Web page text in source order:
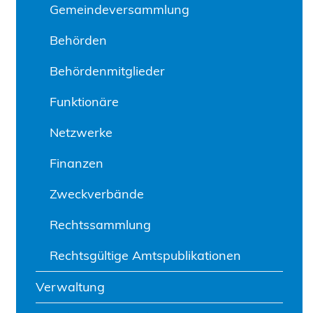
geöffnet.
geöffnet.
neuen Fenster geöffnet.
neuen Fenster geöffnet.
Gemeindeversammlung
Behörden
Behördenmitglieder
Funktionäre
Netzwerke
Finanzen
Zweckverbände
Rechtssammlung
Rechtsgültige Amtspublikationen
Verwaltung